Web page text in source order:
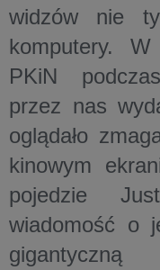
widzów nie
komputery.
PKiN
przez nas
oglądało
kinowym
pojedzie
wiadomość o